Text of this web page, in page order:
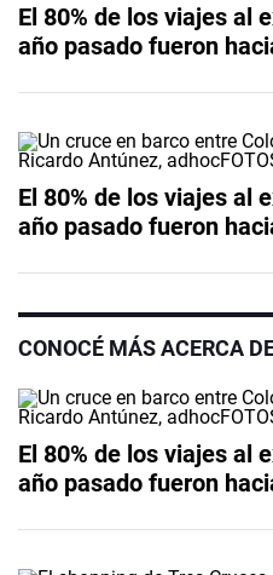
El 80% de los viajes al
año pasado fueron
El 80% de los viajes al
año pasado fueron
CONOCÉ MÁS ACERCA
El 80% de los viajes al
año pasado fueron